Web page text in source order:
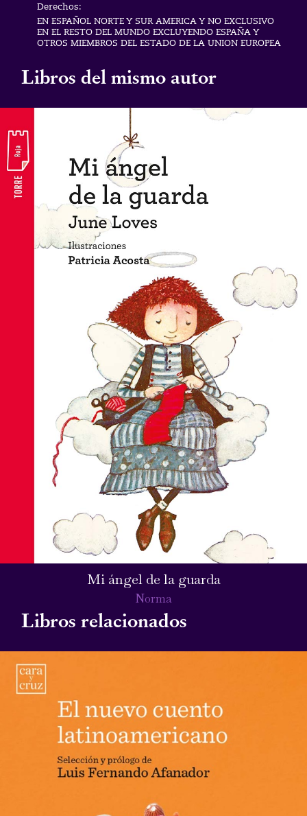
Derechos:
EN ESPAÑOL NORTE Y SUR AMERICA Y NO EXCLUSIVO
EN EL RESTO DEL MUNDO EXCLUYENDO ESPAÑA Y
OTROS MIEMBROS DEL ESTADO DE LA UNION EUROPEA
Libros del mismo autor
Mi ángel de la guarda
Norma
Libros relacionados